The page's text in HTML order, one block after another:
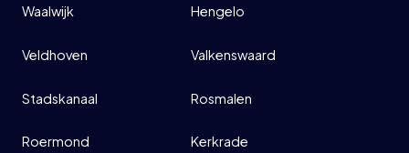
Waalwijk Hengelo
Veldhoven Valkenswaard
Stadskanaal Rosmalen
Roermond Kerkrade